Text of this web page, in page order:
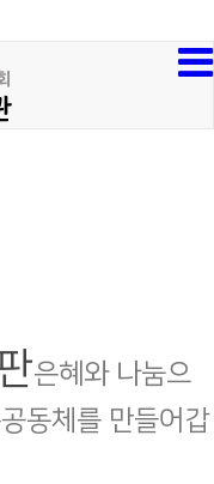
은혜와 나눔으
동체를 만들어갑